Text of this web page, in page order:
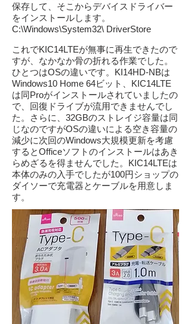
保存して、そこからデバイスドライバー
をインストールします。
C:\Windows\System32\ DriverStore
これでKIC14LTEが無事に再生できたので
すが、なかなか骨の折れる作業でした。
ひとつはOSの違いです。KI14HD-NBは
Windows10 Home 64ビット、KIC14LTE
は同Proがインストールされていましたの
で、回復ドライブが流用できませんでし
た。さらに、32GBのストレイジ容量は同
じなのですがOSの違いによる空き容量の
減少に次回のWindows大規模更新を考慮
するとOfficeソフトのインストールはあき
らめざるを得ませんでした。KIC14LTEは
本体のみの入手でしたが100円ショップの
ダイソーで充電器とケーブルを用意しま
す。